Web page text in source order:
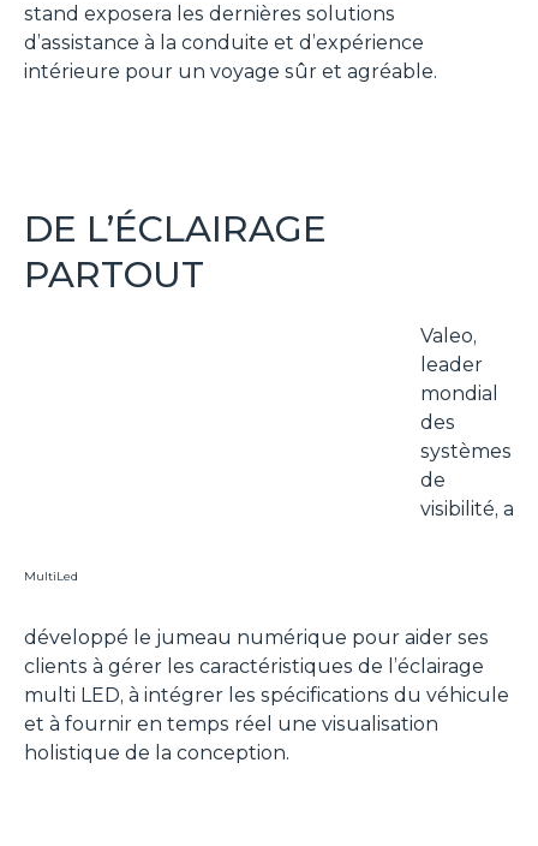
stand exposera les dernières solutions
d’assistance à la conduite et d’expérience
intérieure pour un voyage sûr et agréable.
DE L’ÉCLAIRAGE
PARTOUT
MultiLed
Valeo,
leader
mondial
des
systèmes
de
visibilité, a
développé le jumeau numérique pour aider ses
clients à gérer les caractéristiques de l’éclairage
multi LED, à intégrer les spécifications du véhicule
et à fournir en temps réel une visualisation
holistique de la conception.